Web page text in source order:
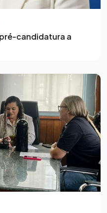
candidatura a